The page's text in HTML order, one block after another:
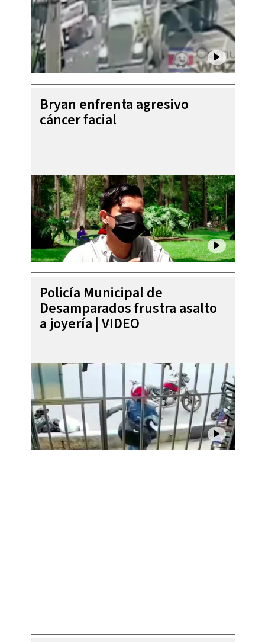
Bryan enfrenta agresivo
cáncer facial
Policía Municipal de
Desamparados frustra asalto
a joyería | VIDEO